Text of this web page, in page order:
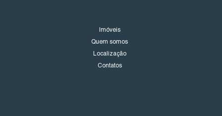
Imóveis
Quem somos
Localização
Contatos